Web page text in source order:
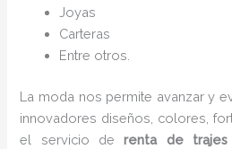
Joyas
Carteras
Entre otros.
La moda nos permite avanzar y
innovadores diseños, colores,
el servicio derenta de